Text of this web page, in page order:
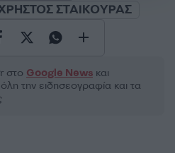
ΣΤΑΙΚΟΥΡΑΣ
στο Google News και
την ειδησεογραφία και τα